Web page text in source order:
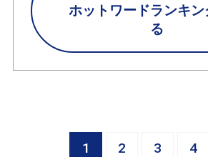
ホットワードランキン
る
1 2 3 4